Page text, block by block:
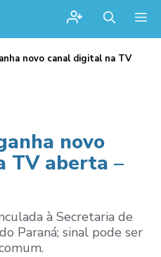
novo canal digital na TV
novo
TV aberta –
à Secretaria de
Paraná; sinal pode ser